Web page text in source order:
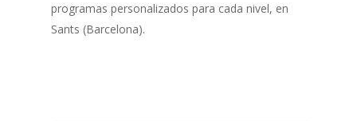
programas personalizados para cada nivel, en
Sants (Barcelona).